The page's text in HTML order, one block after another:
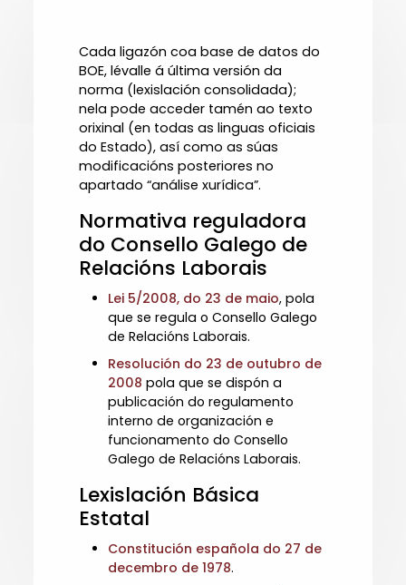
Cada ligazón coa base de datos do
BOE, lévalle á última versión da
norma (lexislación consolidada);
nela pode acceder tamén ao texto
orixinal (en todas as linguas oficiais
do Estado), así como as súas
modificacións posteriores no
apartado “análise xurídica”.
Normativa reguladora
do Consello Galego de
Relacións Laborais
Lei 5/2008, do 23 de maio, pola
que se regula o Consello Galego
de Relacións Laborais.
Resolución do 23 de outubro de
2008 pola que se dispón a
publicación do regulamento
interno de organización e
funcionamento do Consello
Galego de Relacións Laborais.
Lexislación Básica
Estatal
Constitución española do 27 de
decembro de 1978.